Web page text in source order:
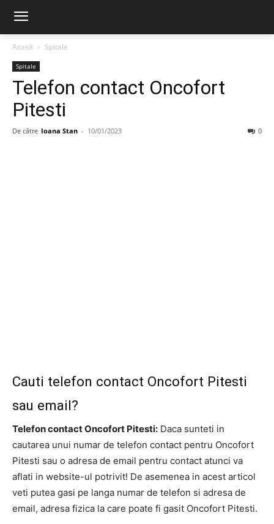
Acasă Spitale
Spitale
Telefon contact Oncofort
Pitesti
De către Ioana Stan - 10/01/2023 0
Cauti telefon contact Oncofort Pitesti
sau email?
Telefon contact Oncofort Pitesti: Daca sunteti in
cautarea unui numar de telefon contact pentru Oncofort
Pitesti sau o adresa de email pentru contact atunci va
aflati in website-ul potrivit! De asemenea in acest articol
veti putea gasi pe langa numar de telefon si adresa de
email, adresa fizica la care poate fi gasit Oncofort Pitesti.